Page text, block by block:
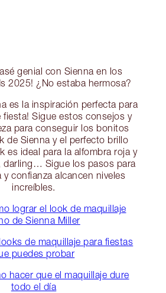
genial con Sienna en los
2025! ¿No estaba hermosa?
es la inspiración perfecta para
fiesta! Sigue estos consejos y
para conseguir los bonitos
de Sienna y el perfecto brillo
es ideal para la alfombra roja y
darling… Sigue los pasos para
y confianza alcancen niveles
increíbles.
lograr el look de maquillaje
de Sienna Miller
de maquillaje para fiestas
puedes probar
hacer que el maquillaje dure
todo el día